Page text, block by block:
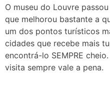
O museu do Louvre
que melhorou bastante a
um dos pontos turísticos
cidades que recebe mais
encontrá-lo SEMPRE
visita sempre vale a pena.